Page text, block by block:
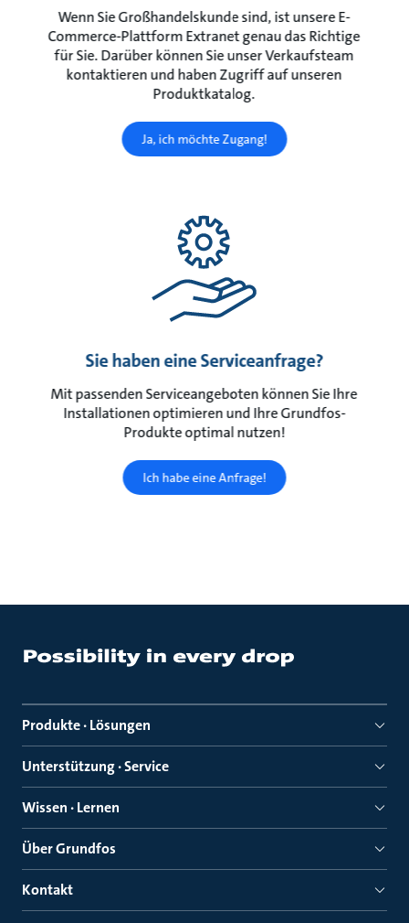
Wenn Sie Großhandelskunde sind, ist unsere E-
Commerce-Plattform Extranet genau das Richtige
für Sie. Darüber können Sie unser Verkaufsteam
kontaktieren und haben Zugriff auf unseren
Produktkatalog.
Ja, ich möchte Zugang!
Sie haben eine Serviceanfrage?
Mit passenden Serviceangeboten können Sie Ihre
Installationen optimieren und Ihre Grundfos-
Produkte optimal nutzen!
Ich habe eine Anfrage!
Produkte · Lösungen
Unterstützung · Service
Wissen · Lernen
Über Grundfos
Kontakt